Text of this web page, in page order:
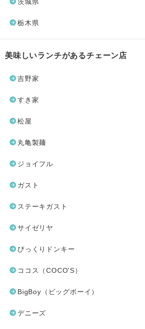
栃木県
美味しいランチがあるチェーン店
吉野家
すき家
松屋
丸亀製麺
ジョイフル
ガスト
ステーキガスト
サイゼリヤ
びっくりドンキー
ココス（COCO'S）
BigBoy（ビッグボーイ）
デニーズ